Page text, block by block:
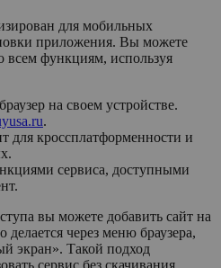
для мобильных
приложения. Вы можете
всем функциям, используя
на своем устройстве.
.
для кроссплатформенности и
сервиса, доступными
вы можете добавить сайт на
через меню браузера,
экран». Такой подход
сервис без скачивания